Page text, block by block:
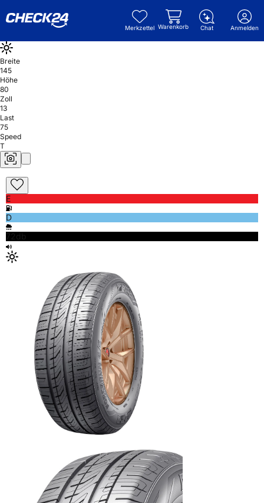
Merkzettel Warenkorb Chat Anmelden
Breite
145
Höhe
80
Zoll
13
Last
75
Speed
T
E
D
72db